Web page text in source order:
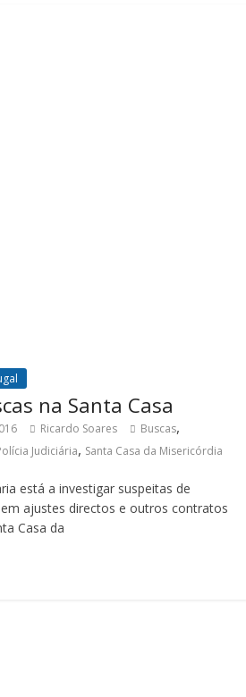
na Santa Casa
Ricardo Soares Buscas,
Judiciária, Santa Casa da Misericórdia
está a investigar suspeitas de
ajustes directos e outros contratos
Casa da